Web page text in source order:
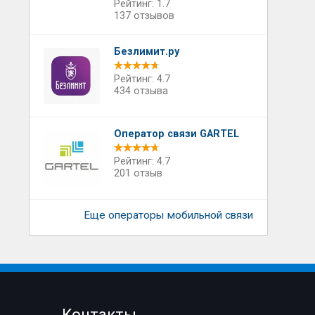
Рейтинг: 1.7
137 отзывов
Безлимит.ру
Рейтинг: 4.7
434 отзыва
Оператор связи GARTEL
Рейтинг: 4.7
201 отзыв
Еще операторы мобильной связи